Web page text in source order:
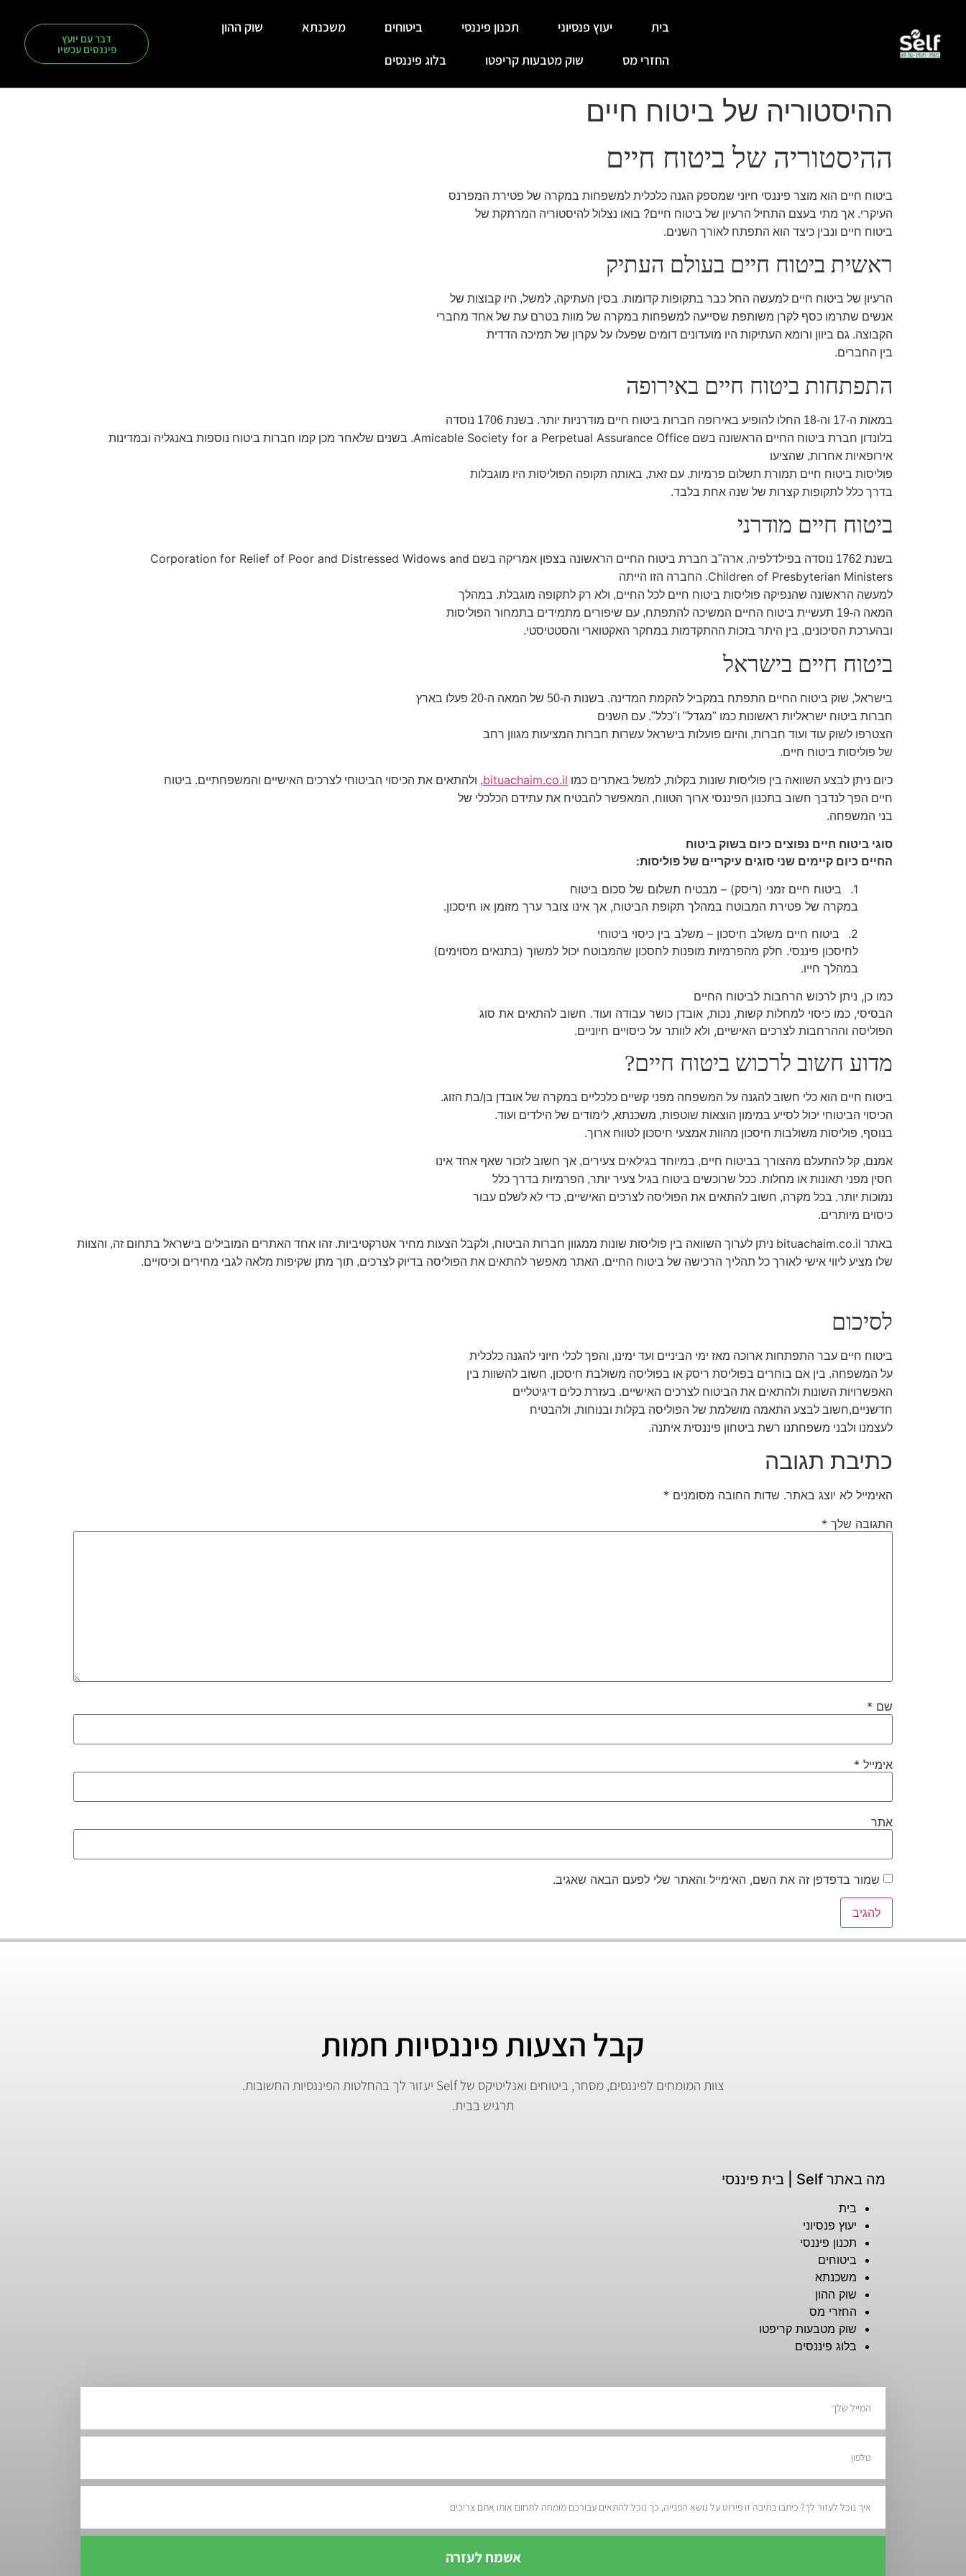
בית יעוץ פנסיוני תכנון פיננסי ביטוחים משכנתא
שוק ההון
החזרי מס
שוק מטבעות קריפטו בלוג פיננסים
דבר עם יועץ
פיננסים עכשיו
ההיסטוריה של ביטוח חיים
ההיסטוריה של ביטוח חיים
ביטוח חיים הוא מוצר פיננסי חיוני שמספק הגנה כלכלית למשפחות במקרה של פטירת המפרנס
העיקרי. אך מתי בעצם התחיל הרעיון של ביטוח חיים? בואו נצלול להיסטוריה המרתקת של
ביטוח חיים ונבין כיצד הוא התפתח לאורך השנים.
ראשית ביטוח חיים בעולם העתיק
הרעיון של ביטוח חיים למעשה החל כבר בתקופות קדומות. בסין העתיקה, למשל, היו קבוצות של
אנשים שתרמו כסף לקרן משותפת שסייעה למשפחות במקרה של מוות בטרם עת של אחד מחברי
הקבוצה. גם ביוון ורומא העתיקות היו מועדונים דומים שפעלו על עקרון של תמיכה הדדית
בין החברים.
התפתחות ביטוח חיים באירופה
במאות ה-17 וה-18 החלו להופיע באירופה חברות ביטוח חיים מודרניות יותר. בשנת 1706 נוסדה
בלונדון חברת ביטוח החיים הראשונה בשם Amicable Society for a Perpetual Assurance Office. בשנים שלאחר מכן קמו חברות ביטוח נוספות באנגליה ובמדינות
אירופאיות אחרות, שהציעו
פוליסות ביטוח חיים תמורת תשלום פרמיות. עם זאת, באותה תקופה הפוליסות היו מוגבלות
בדרך כלל לתקופות קצרות של שנה אחת בלבד.
ביטוח חיים מודרני
בשנת 1762 נוסדה בפילדלפיה, ארה"ב חברת ביטוח החיים הראשונה בצפון אמריקה בשם
Corporation for Relief of Poor and Distressed Widows and
Children of Presbyterian Ministers. החברה הזו הייתה
למעשה הראשונה שהנפיקה פוליסות ביטוח חיים לכל החיים, ולא רק לתקופה מוגבלת. במהלך
המאה ה-19 תעשיית ביטוח החיים המשיכה להתפתח, עם שיפורים מתמידים בתמחור הפוליסות
ובהערכת הסיכונים, בין היתר בזכות ההתקדמות במחקר האקטוארי והסטטיסטי.
ביטוח חיים בישראל
בישראל, שוק ביטוח החיים התפתח במקביל להקמת המדינה. בשנות ה-50 של המאה ה-20 פעלו בארץ
חברות ביטוח ישראליות ראשונות כמו "מגדל" ו"כלל". עם השנים
הצטרפו לשוק עוד ועוד חברות, והיום פועלות בישראל עשרות חברות המציעות מגוון רחב
של פוליסות ביטוח חיים.
כיום ניתן לבצע השוואה בין פוליסות שונות בקלות, למשל באתרים כמו bituachaim.co.il, ולהתאים את הכיסוי הביטוחי לצרכים האישיים והמשפחתיים. ביטוח
חיים הפך לנדבך חשוב בתכנון הפיננסי ארוך הטווח, המאפשר להבטיח את עתידם הכלכלי של
בני המשפחה.
סוגי ביטוח חיים נפוצים כיום בשוק ביטוח
החיים כיום קיימים שני סוגים עיקריים של פוליסות:
1.
ביטוח חיים זמני (ריסק) – מבטיח תשלום של סכום ביטוח
במקרה של פטירת המבוטח במהלך תקופת הביטוח, אך אינו צובר ערך מזומן או חיסכון.
2.
ביטוח חיים משולב חיסכון – משלב בין כיסוי ביטוחי
לחיסכון פיננסי. חלק מהפרמיות מופנות לחסכון שהמבוטח יכול למשוך (בתנאים מסוימים)
במהלך חייו.
כמו כן, ניתן לרכוש הרחבות לביטוח החיים
הבסיסי, כמו כיסוי למחלות קשות, נכות, אובדן כושר עבודה ועוד. חשוב להתאים את סוג
הפוליסה וההרחבות לצרכים האישיים, ולא לוותר על כיסויים חיוניים.
מדוע חשוב לרכוש ביטוח חיים?
ביטוח חיים הוא כלי חשוב להגנה על המשפחה מפני קשיים כלכליים במקרה של אובדן בן/בת הזוג.
הכיסוי הביטוחי יכול לסייע במימון הוצאות שוטפות, משכנתא, לימודים של הילדים ועוד.
בנוסף, פוליסות משולבות חיסכון מהוות אמצעי חיסכון לטווח ארוך.
אמנם, קל להתעלם מהצורך בביטוח חיים, במיוחד בגילאים צעירים, אך חשוב לזכור שאף אחד אינו
חסין מפני תאונות או מחלות. ככל שרוכשים ביטוח בגיל צעיר יותר, הפרמיות בדרך כלל
נמוכות יותר. בכל מקרה, חשוב להתאים את הפוליסה לצרכים האישיים, כדי לא לשלם עבור
כיסוים מיותרים.
באתר bituachaim.co.il ניתן לערוך השוואה בין פוליסות שונות ממגוון חברות הביטוח, ולקבל הצעות מחיר אטרקטיביות. זהו אחד האתרים המובילים בישראל בתחום זה, והצוות
שלו מציע ליווי אישי לאורך כל תהליך הרכישה של ביטוח החיים. האתר מאפשר להתאים את הפוליסה בדיוק לצרכים, תוך מתן שקיפות מלאה לגבי מחירים וכיסויים.
לסיכום
ביטוח חיים עבר התפתחות ארוכה מאז ימי הביניים ועד ימינו, והפך לכלי חיוני להגנה כלכלית
על המשפחה. בין אם בוחרים בפוליסת ריסק או בפוליסה משולבת חיסכון, חשוב להשוות בין
האפשרויות השונות ולהתאים את הביטוח לצרכים האישיים. בעזרת כלים דיגיטליים
חדשניים,חשוב לבצע התאמה מושלמת של הפוליסה בקלות ובנוחות, ולהבטיח
לעצמנו ולבני משפחתנו רשת ביטחון פיננסית איתנה.
כתיבת תגובה
האימייל לא יוצג באתר. שדות החובה מסומנים *
התגובה שלך *
שם *
אימייל *
אתר
שמור בדפדפן זה את השם, האימייל והאתר שלי לפעם הבאה שאגיב.
קבל הצעות פיננסיות חמות
צוות המומחים לפיננסים, מסחר, ביטוחים ואנליטיקס של Self יעזור לך בהחלטות הפיננסיות החשובות.
תרגיש בבית.
מה באתר Self | בית פיננסי
בית
יעוץ פנסיוני
תכנון פיננסי
ביטוחים
משכנתא
שוק ההון
החזרי מס
שוק מטבעות קריפטו
בלוג פיננסים
אשמח לעזרה